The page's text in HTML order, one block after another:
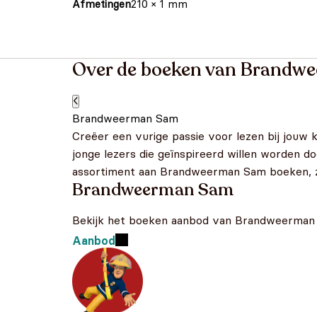
Afmetingen210 × 1 mm
Over de boeken van
Brandweerman Sam
Creëer een vurige passie voor lezen bij jouw
jonge lezers die geïnspireerd willen worden
assortiment aan Brandweerman Sam
Brandweerman Sam
Bekijk het boeken aanbod van Brandweerman
Aanbod